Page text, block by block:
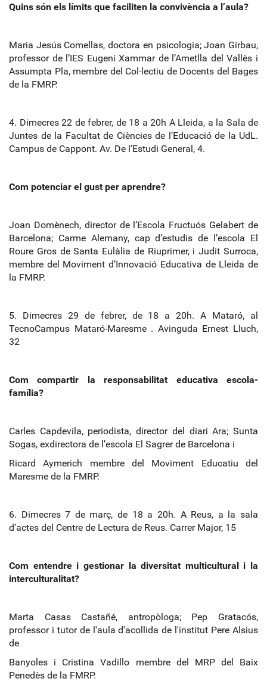
Quins són els límits que faciliten la convivència a l’aula?
Maria Jesús Comellas, doctora en psicologia; Joan Girbau,
professor de l’IES Eugeni Xammar de l’Ametlla del Vallès i
Assumpta Pla, membre del Col∙lectiu de Docents del Bages
de la FMRP.
4. Dimecres 22 de febrer, de 18 a 20h A Lleida, a la Sala de
Juntes de la Facultat de Ciències de l’Educació de la UdL.
Campus de Cappont. Av. De l’Estudi General, 4.
Com potenciar el gust per aprendre?
Joan Domènech, director de l’Escola Fructuós Gelabert de
Barcelona; Carme Alemany, cap d’estudis de l’escola El
Roure Gros de Santa Eulàlia de Riuprimer, i Judit Surroca,
membre del Moviment d’Innovació Educativa de Lleida de
la FMRP.
5. Dimecres 29 de febrer, de 18 a 20h. A Mataró, al
TecnoCampus Mataró‐Maresme . Avinguda Ernest Lluch,
32
Com compartir la responsabilitat educativa escola‐
família?
Carles Capdevila, periodista, director del diari Ara; Sunta
Sogas, exdirectora de l’escola El Sagrer de Barcelona i
Ricard Aymerich membre del Moviment Educatiu del
Maresme de la FMRP.
6. Dimecres 7 de març, de 18 a 20h. A Reus, a la sala
d’actes del Centre de Lectura de Reus. Carrer Major, 15
Com entendre i gestionar la diversitat multicultural i la
interculturalitat?
Marta Casas Castañé, antropòloga; Pep Gratacós,
professor i tutor de l'aula d'acollida de l'institut Pere Alsius
de
Banyoles i Cristina Vadillo membre del MRP del Baix
Penedès de la FMRP.